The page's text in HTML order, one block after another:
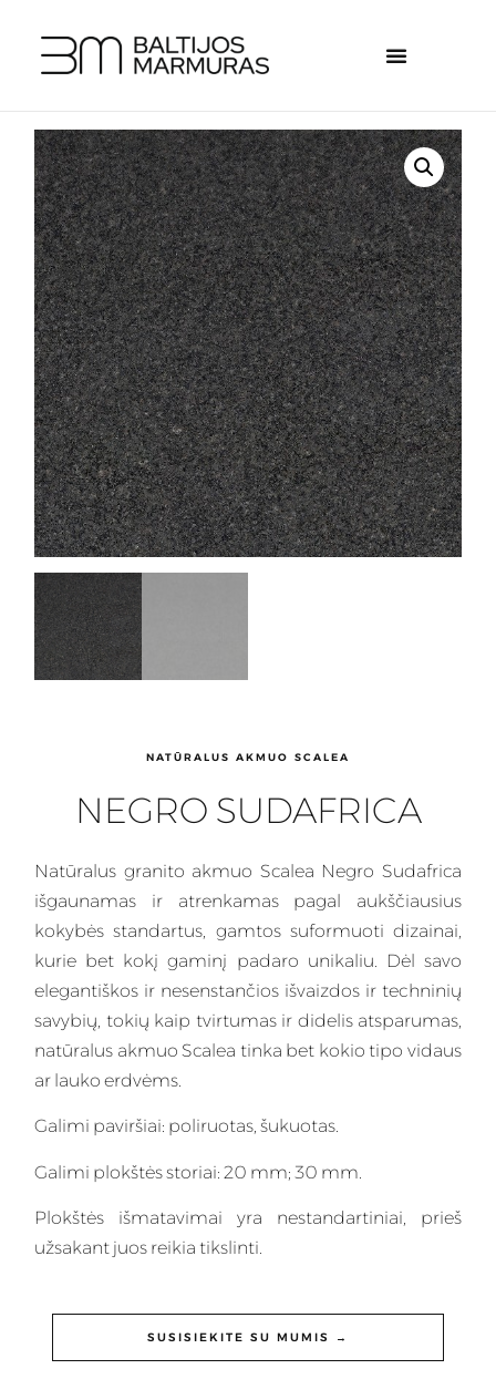
NATŪRALUS AKMUO SCALEA
NEGRO SUDAFRICA
Natūralus granito akmuo Scalea Negro Sudafrica
išgaunamas ir atrenkamas pagal aukščiausius
kokybės standartus, gamtos suformuoti dizainai,
kurie bet kokį gaminį padaro unikaliu. Dėl savo
elegantiškos ir nesenstančios išvaizdos ir techninių
savybių, tokių kaip tvirtumas ir didelis atsparumas,
natūralus akmuo Scalea tinka bet kokio tipo vidaus
ar lauko erdvėms.
Galimi paviršiai: poliruotas, šukuotas.
Galimi plokštės storiai: 20 mm; 30 mm.
Plokštės išmatavimai yra nestandartiniai, prieš
užsakant juos reikia tikslinti.
SUSISIEKITE SU MUMIS →